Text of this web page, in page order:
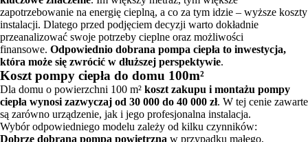
zapotrzebowanie na energię cieplną, a co za tym idzie – wyższe koszty
instalacji. Dlatego przed podjęciem decyzji warto dokładnie
przeanalizować swoje potrzeby cieplne oraz możliwości
finansowe. Odpowiednio dobrana pompa ciepła to inwestycja,
która może się zwrócić w dłuższej perspektywie.
Koszt pompy ciepła do domu 100m²
Dla domu o powierzchni 100 m² koszt zakupu i montażu pompy
ciepła wynosi zazwyczaj od 30 000 do 40 000 zł. W tej cenie zawarte
są zarówno urządzenie, jak i jego profesjonalna instalacja.
Wybór odpowiedniego modelu zależy od kilku czynników:
Dobrze dobrana pompa powietrzna w przypadku małego,